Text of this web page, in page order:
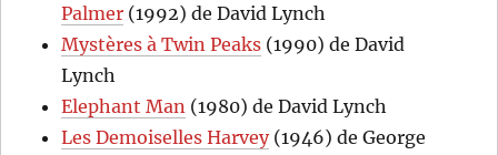
Palmer (1992) de David Lynch
Mystères à Twin Peaks (1990) de David
Lynch
Elephant Man (1980) de David Lynch
Les Demoiselles Harvey(1946) de George